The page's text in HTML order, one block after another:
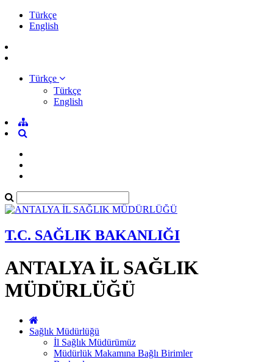
Türkçe
English
Türkçe
Türkçe
English
T.C. SAĞLIK BAKANLIĞI
ANTALYA İL SAĞLIK
MÜDÜRLÜĞÜ
Sağlık Müdürlüğü
İl Sağlık Müdürümüz
Müdürlük Makamına Bağlı Birimler